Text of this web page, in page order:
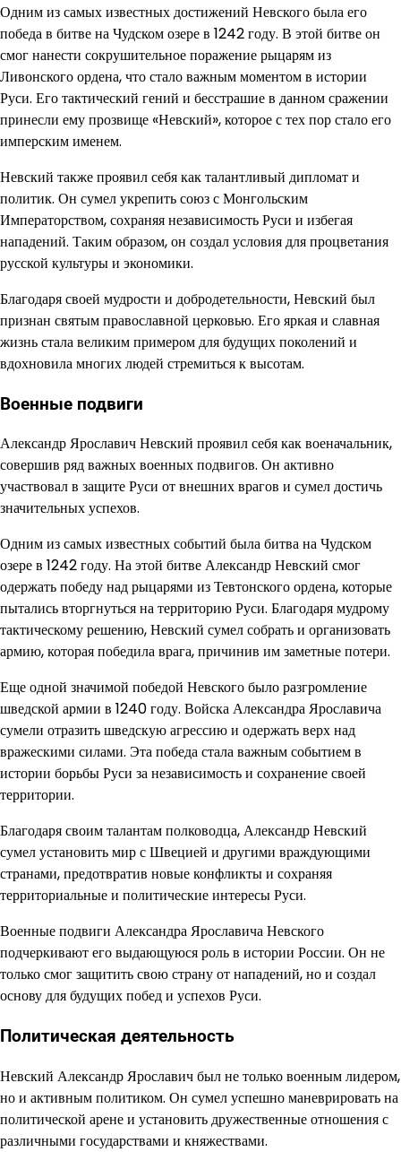
Одним из самых известных достижений Невского была его
победа в битве на Чудском озере в 1242 году. В этой битве он
смог нанести сокрушительное поражение рыцарям из
Ливонского ордена, что стало важным моментом в истории
Руси. Его тактический гений и бесстрашие в данном сражении
принесли ему прозвище «Невский», которое с тех пор стало его
имперским именем.
Невский также проявил себя как талантливый дипломат и
политик. Он сумел укрепить союз с Монгольским
Императорством, сохраняя независимость Руси и избегая
нападений. Таким образом, он создал условия для процветания
русской культуры и экономики.
Благодаря своей мудрости и добродетельности, Невский был
признан святым православной церковью. Его яркая и славная
жизнь стала великим примером для будущих поколений и
вдохновила многих людей стремиться к высотам.
Военные подвиги
Александр Ярославич Невский проявил себя как военачальник,
совершив ряд важных военных подвигов. Он активно
участвовал в защите Руси от внешних врагов и сумел достичь
значительных успехов.
Одним из самых известных событий была битва на Чудском
озере в 1242 году. На этой битве Александр Невский смог
одержать победу над рыцарями из Тевтонского ордена, которые
пытались вторгнуться на территорию Руси. Благодаря мудрому
тактическому решению, Невский сумел собрать и организовать
армию, которая победила врага, причинив им заметные потери.
Еще одной значимой победой Невского было разгромление
шведской армии в 1240 году. Войска Александра Ярославича
сумели отразить шведскую агрессию и одержать верх над
вражескими силами. Эта победа стала важным событием в
истории борьбы Руси за независимость и сохранение своей
территории.
Благодаря своим талантам полководца, Александр Невский
сумел установить мир с Швецией и другими враждующими
странами, предотвратив новые конфликты и сохраняя
территориальные и политические интересы Руси.
Военные подвиги Александра Ярославича Невского
подчеркивают его выдающуюся роль в истории России. Он не
только смог защитить свою страну от нападений, но и создал
основу для будущих побед и успехов Руси.
Политическая деятельность
Невский Александр Ярославич был не только военным лидером,
но и активным политиком. Он сумел успешно маневрировать на
политической арене и установить дружественные отношения с
различными государствами и княжествами.